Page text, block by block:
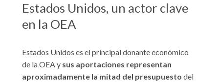
Estados Unidos, un actor clave
en la OEA
Estados Unidos es el principal donante económico
de la OEA y sus aportaciones representan
aproximadamente la mitad del presupuesto del